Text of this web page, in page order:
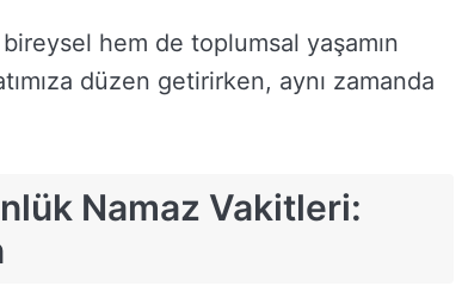
hem de toplumsal yaşamın
düzen getirirken, aynı zamanda
Namaz Vakitleri: